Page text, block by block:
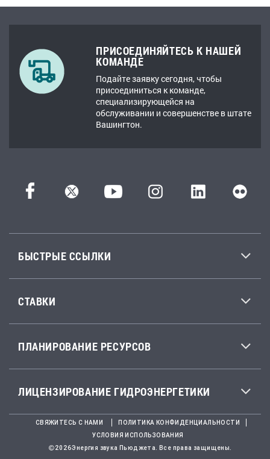
ПРИСОЕДИНЯЙТЕСЬ К НАШЕЙ
КОМАНДЕ
Подайте заявку сегодня, чтобы
присоединиться к команде,
специализирующейся на
обслуживании и совершенстве в штате
Вашингтон.
БЫСТРЫЕ ССЫЛКИ
СТАВКИ
ПЛАНИРОВАНИЕ РЕСУРСОВ
ЛИЦЕНЗИРОВАНИЕ ГИДРОЭНЕРГЕТИКИ
СВЯЖИТЕСЬ С НАМИ
ПОЛИТИКА КОНФИДЕНЦИАЛЬНОСТИ
УСЛОВИЯ ИСПОЛЬЗОВАНИЯ
2026Энергия звука Пьюджета. Все права защищены.